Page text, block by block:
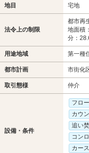
地目 宅地
法令上の制限
都市再
地面積
分：
用途地域 第一種
都市計画 市街化
取引態様 仲介
設備・条件
フロ
カウ
追い
コン
カー